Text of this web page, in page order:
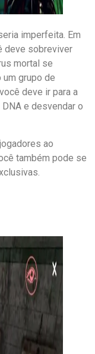
imperfeita. Em
deve sobreviver
mortal se
grupo de
deve ir para a
e desvendar o
ao
também pode se